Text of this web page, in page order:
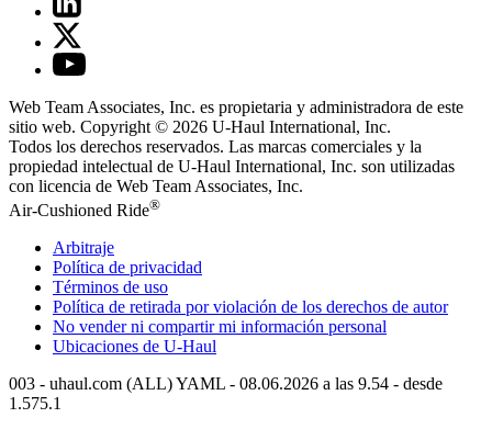
Web Team Associates, Inc. es propietaria y administradora de este
sitio web. Copyright © 2026 U-Haul International, Inc.
Todos los derechos reservados. Las marcas comerciales y la
propiedad intelectual de U-Haul International, Inc. son utilizadas
con licencia de Web Team Associates, Inc.
Air-Cushioned Ride®
Arbitraje
Política de privacidad
Términos de uso
Política de retirada por violación de los derechos de autor
No vender ni compartir mi información personal
Ubicaciones de U-Haul
003 - uhaul.com (ALL) YAML - 08.06.2026 a las 9.54 - desde
1.575.1